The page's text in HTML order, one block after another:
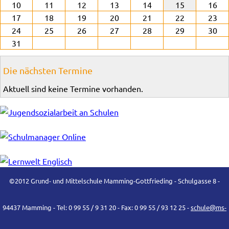
10
11 12 13 14 15
16
17
18 19 20 21 22
23
24
25 26 27 28 29
30
31
Die nächsten Termine
Aktuell sind keine Termine vorhanden.
©2012 Grund- und Mittelschule Mamming-Gottfrieding - Schulgasse 8 -
94437 Mamming - Tel: 0 99 55 / 9 31 20 - Fax: 0 99 55 / 93 12 25 -schule@ms-